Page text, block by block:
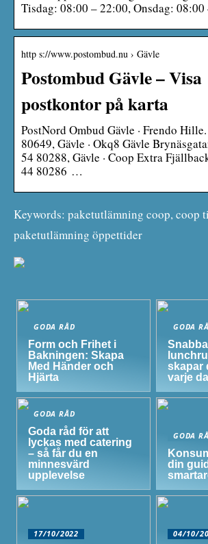
Tisdag: 08:00 – 22:00, Onsdag: 08:00
http s://www.postombud.nu › Gävle
Postombud Gävle – Visa
postkontor på karta
PostNord Ombud Gävle · Frendo
80649, Gävle · Okq8 Gävle
54 80288, Gävle · Coop Extra
44 80286 …
Keywords: paketutlämning coop, coop
paketutlämning öppettider
GODA RÅD
Form och Frihet i
Bakningen: Skapa
Med Händer och
Hjärta
GODA
skapar
varje
GODA RÅD
Goda råd för att
lyckas med catering
– så får du en
minnesvärd
upplevelse
GODA
din
17/10/2022 04/10/